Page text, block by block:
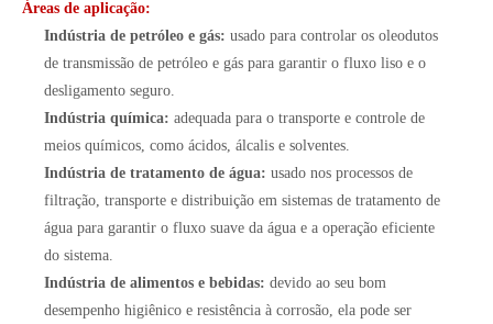
Áreas de aplicação:
Indústria de petróleo e gás: usado para controlar os oleodutos
de transmissão de petróleo e gás para garantir o fluxo liso e o
desligamento seguro.
Indústria química: adequada para o transporte e controle de
meios químicos, como ácidos, álcalis e solventes.
Indústria de tratamento de água: usado nos processos de
filtração, transporte e distribuição em sistemas de tratamento de
água para garantir o fluxo suave da água e a operação eficiente
do sistema.
Indústria de alimentos e bebidas: devido ao seu bom
desempenho higiênico e resistência à corrosão, ela pode ser